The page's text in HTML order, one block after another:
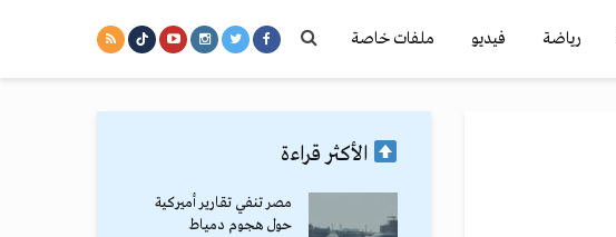
رياضة فيديو ملفات خاصة
الأكثر قراءة
مصر تنفي تقارير أميركية
حول هجوم دمياط